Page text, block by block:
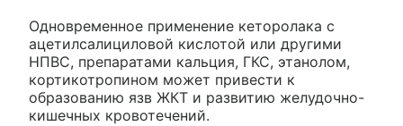
Одновременное применение кеторолака с
ацетилсалициловой кислотой или другими
НПВС, препаратами кальция, ГКС, этанолом,
кортикотропином может привести к
образованию язв ЖКТ и развитию желудочно-
кишечных кровотечений.